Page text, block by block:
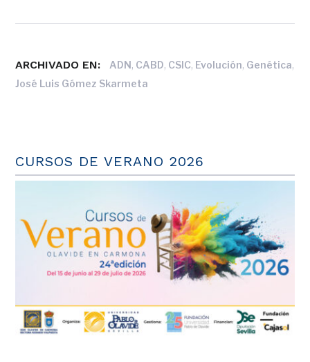
ARCHIVADO EN: ADN, CABD, CSIC, Evolución, Genética,
José Luis Gómez Skarmeta
CURSOS DE VERANO 2026